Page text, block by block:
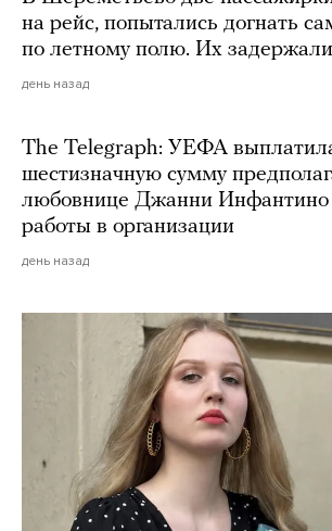
на рейс, попытались догнать
по летному полю. Их задержали
день назад
The Telegraph: УЕФА
шестизначную сумму
любовнице Джанни Инфантино
работы в организации
день назад